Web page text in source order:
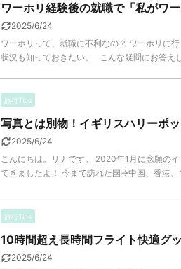
ワーホリ経験後の就職で「私がワ
2025/6/24
ワーホリって、就職に不利なの？ ワーホリに
状況も知っておきたい。 こんな疑問にお答え
旅行Tips
写真とは別物！イギリスハリーポ
2025/6/24
こんにちは。リナです。 2020年1月に念願の
てきましたよ！ 今まで訪れた国→中国、香港
旅行Tips
10時間超え長時間フライト快適グ
2025/6/24